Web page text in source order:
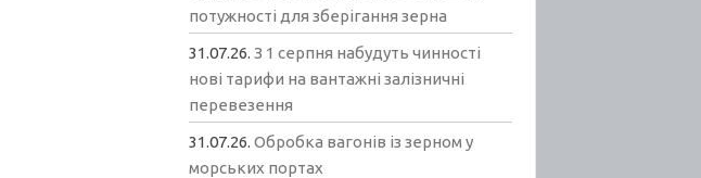
потужності для зберігання зерна
31.07.26.З 1 серпня набудуть чинності
нові тарифи на вантажні залізничні
перевезення
31.07.26.Обробка вагонів із зерном у
морських портах